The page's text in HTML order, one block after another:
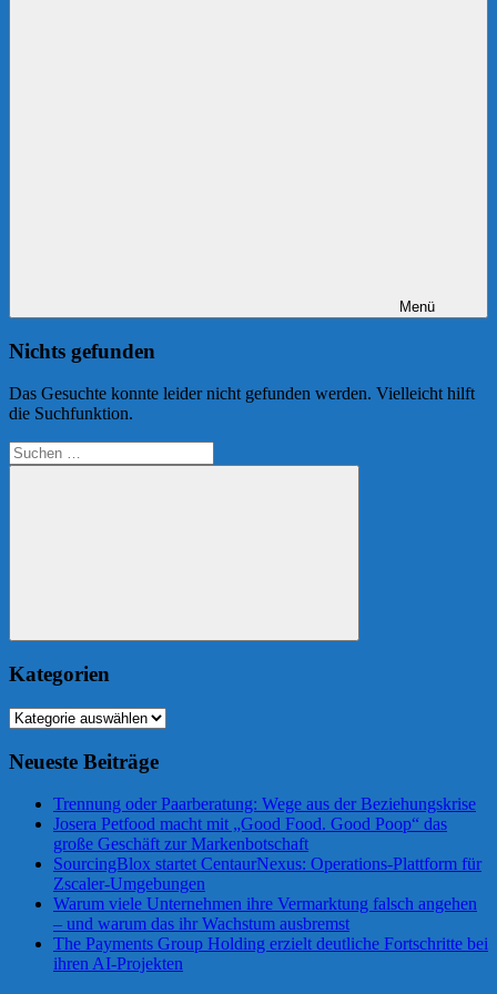
Menü
Nichts gefunden
Das Gesuchte konnte leider nicht gefunden werden. Vielleicht hilft
die Suchfunktion.
Suchen
nach:
Suchen
Kategorien
Kategorien
Neueste Beiträge
Trennung oder Paarberatung: Wege aus der Beziehungskrise
Josera Petfood macht mit „Good Food. Good Poop“ das
große Geschäft zur Markenbotschaft
SourcingBlox startet CentaurNexus: Operations-Plattform für
Zscaler-Umgebungen
Warum viele Unternehmen ihre Vermarktung falsch angehen
– und warum das ihr Wachstum ausbremst
The Payments Group Holding erzielt deutliche Fortschritte bei
ihren AI-Projekten